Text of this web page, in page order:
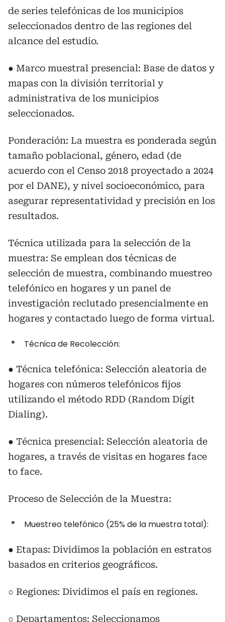
de series telefónicas de los municipios
seleccionados dentro de las regiones del
alcance del estudio.
● Marco muestral presencial: Base de datos y
mapas con la división territorial y
administrativa de los municipios
seleccionados.
Ponderación: La muestra es ponderada según
tamaño poblacional, género, edad (de
acuerdo con el Censo 2018 proyectado a 2024
por el DANE), y nivel socioeconómico, para
asegurar representatividad y precisión en los
resultados.
Técnica utilizada para la selección de la
muestra: Se emplean dos técnicas de
selección de muestra, combinando muestreo
telefónico en hogares y un panel de
investigación reclutado presencialmente en
hogares y contactado luego de forma virtual.
Técnica de Recolección:
● Técnica telefónica: Selección aleatoria de
hogares con números telefónicos fijos
utilizando el método RDD (Random Digit
Dialing).
● Técnica presencial: Selección aleatoria de
hogares, a través de visitas en hogares face
to face.
Proceso de Selección de la Muestra:
Muestreo telefónico (25% de la muestra total):
● Etapas: Dividimos la población en estratos
basados en criterios geográficos.
○ Regiones: Dividimos el país en regiones.
○ Departamentos: Seleccionamos